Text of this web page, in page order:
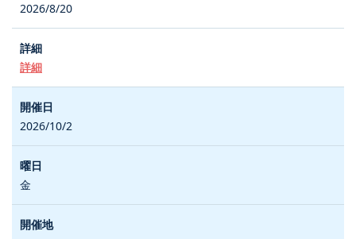
2026/8/20
詳細
2026/10/2
金